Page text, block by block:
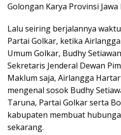
Golongan Karya Provinsi Jawa
Lalu seiring berjalannya
Partai Golkar, ketika
Umum Golkar, Budhy
Sekretaris Jenderal Dewan
Maklum saja, Airlangga
mengenal sosok Budhy
Taruna, Partai Golkar serta
kabupaten membuat
sekarang.